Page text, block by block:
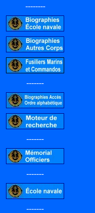
--------
-------
-------
-------
-------